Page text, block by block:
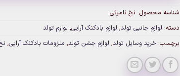
شناسه محصول: نخ نامرئی
دسته: لوازم جانبی تولد, لوازم بادکنک آرایی, لوازم تولد
برچسب: خرید وسایل تولد, لوازم جشن تولد, ملزومات بادکنک آرایی,